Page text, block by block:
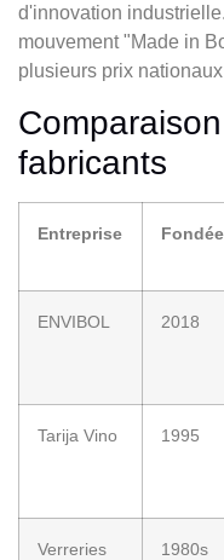
d'innovation
mouvement "Made in
plusieurs prix
fabricants
Entreprise Fondée
ENVIBOL 2018
Tarija Vino 1995
Verreries
1980s